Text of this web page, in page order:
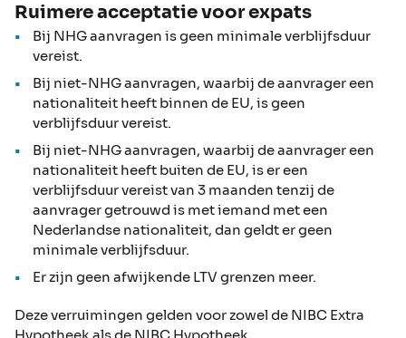
Ruimere acceptatie voor expats
Bij NHG aanvragen is geen minimale verblijfsduur
vereist.
Bij niet-NHG aanvragen, waarbij de aanvrager een
nationaliteit heeft binnen de EU, is geen
verblijfsduur vereist.
Bij niet-NHG aanvragen, waarbij de aanvrager een
nationaliteit heeft buiten de EU, is er een
verblijfsduur vereist van 3 maanden tenzij de
aanvrager getrouwd is met iemand met een
Nederlandse nationaliteit, dan geldt er geen
minimale verblijfsduur.
Er zijn geen afwijkende LTV grenzen meer.
Deze verruimingen gelden voor zowel de NIBC Extra